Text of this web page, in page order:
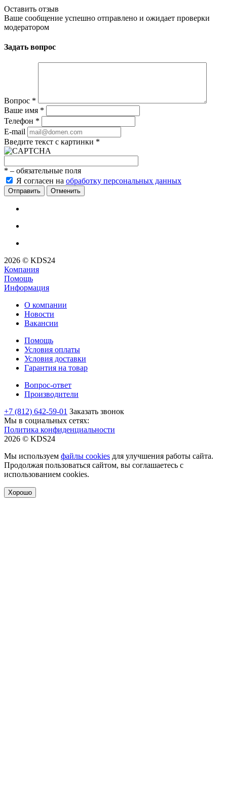
Оставить отзыв
Ваше сообщение успешно отправлено и ожидает проверки
модератором
Задать вопрос
Вопрос *
Ваше имя *
Телефон *
E-mail
Введите текст с картинки *
* – обязательные поля
Я согласен на обработку персональных данных
Отменить
2026 © KDS24
Компания
Помощь
Информация
О компании
Новости
Вакансии
Помощь
Условия оплаты
Условия доставки
Гарантия на товар
Вопрос-ответ
Производители
+7 (812) 642-59-01 Заказать звонок
Мы в социальных сетях:
Политика конфиденциальности
2026 © KDS24
Мы используем файлы cookies для улучшения работы сайта.
Продолжая пользоваться сайтом, вы соглашаетесь с
использованием cookies.
Хорошо